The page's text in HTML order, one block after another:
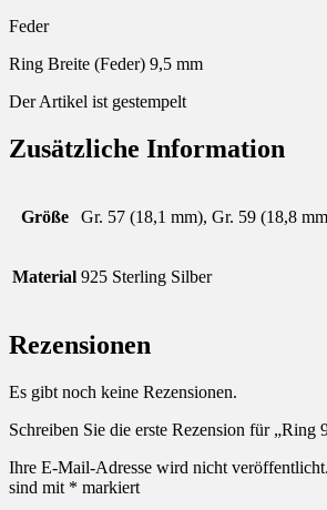
Feder
Ring Breite (Feder) 9,5 mm
Der Artikel ist gestempelt
Zusätzliche Information
Größe Gr. 57 (18,1 mm), Gr. 59 (18,8
Material 925 Sterling Silber
Rezensionen
Es gibt noch keine Rezensionen.
Schreiben Sie die erste Rezension für „Ring
Ihre E-Mail-Adresse wird nicht veröffentlicht.
sind mit * markiert